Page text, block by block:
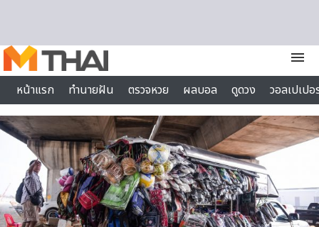
menu
หน้าแรก
ทำนายฝัน ตรวจหวย ผลบอล ดูดวง
วอลเปเป
ไลฟ์สไตล์